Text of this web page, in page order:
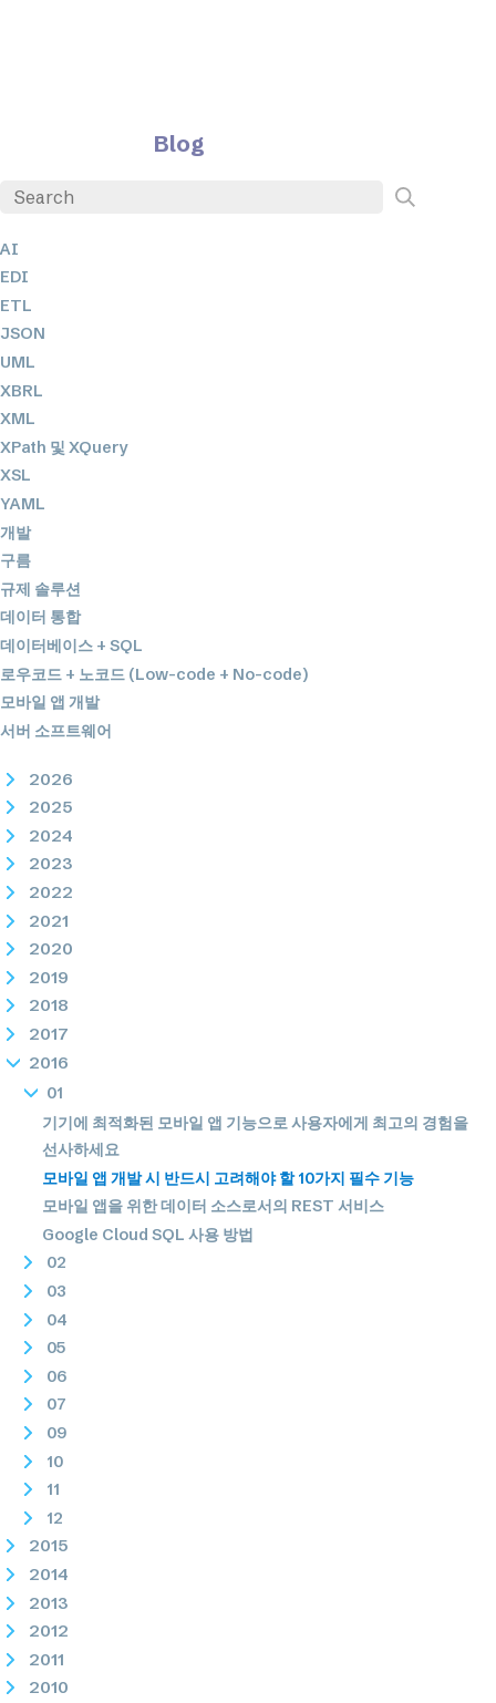
Blog
AI
EDI
ETL
JSON
UML
XBRL
XML
XPath 및 XQuery
XSL
YAML
개발
구름
규제 솔루션
데이터 통합
데이터베이스 + SQL
로우코드 + 노코드 (Low-code + No-code)
모바일 앱 개발
서버 소프트웨어
2026
2025
2024
2023
2022
2021
2020
2019
2018
2017
2016
01
기기에 최적화된 모바일 앱 기능으로 사용자에게 최고의 경험을
선사하세요
모바일 앱 개발 시 반드시 고려해야 할 10가지 필수 기능
모바일 앱을 위한 데이터 소스로서의 REST 서비스
Google Cloud SQL 사용 방법
02
03
04
05
06
07
09
10
11
12
2015
2014
2013
2012
2011
2010